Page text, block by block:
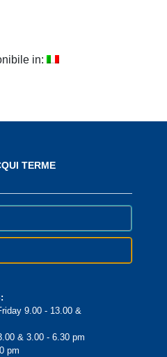
in:
TERME
9.00 - 13.00 &
& 3.00 - 6.30 pm
pm